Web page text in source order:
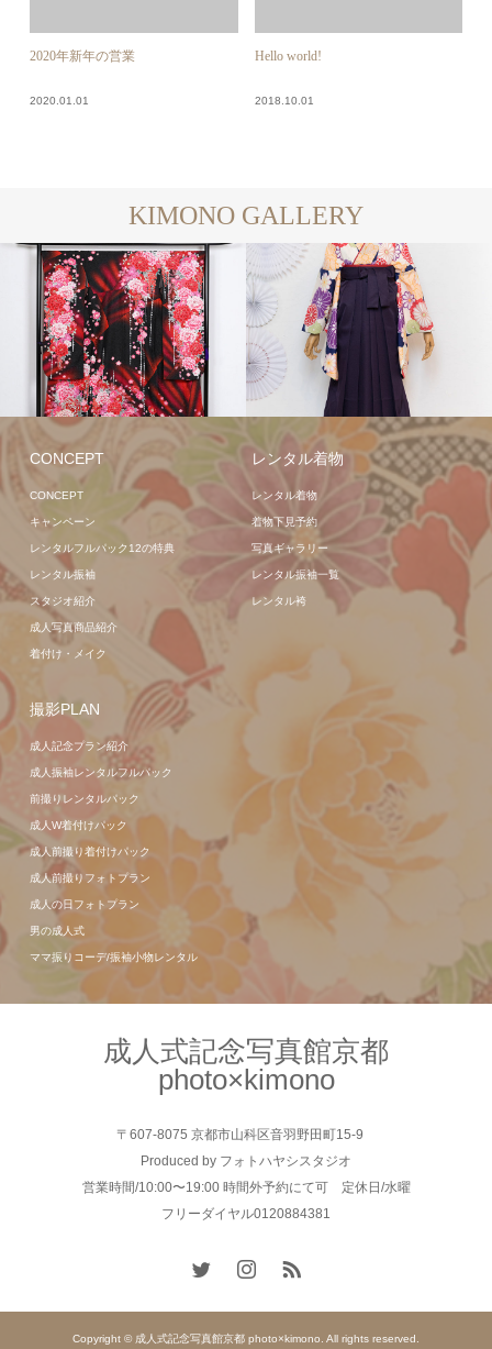
2020年新年の営業
2020.01.01
Hello world!
2018.10.01
KIMONO GALLERY
レンタル着物
レンタル二尺袖袴
レンタ
CONCEPT
CONCEPT
キャンペーン
レンタルフルパック12の特典
レンタル振袖
スタジオ紹介
成人写真商品紹介
着付け・メイク
レンタル着物
レンタル着物
着物下見予約
写真ギャラリー
レンタル振袖一覧
レンタル袴
撮影PLAN
成人記念プラン紹介
成人振袖レンタルフルパック
前撮りレンタルパック
成人W着付けパック
成人前撮り着付けパック
成人前撮りフォトプラン
成人の日フォトプラン
男の成人式
ママ振りコーデ/振袖小物レンタル
成人式記念写真館京都
photo×kimono
〒607-8075 京都市山科区音羽野田町15-9
Produced by フォトハヤシスタジオ
営業時間/10:00〜19:00 時間外予約にて可 定休日/水曜
フリーダイヤル0120884381
Copyright © 成人式記念写真館京都 photo×kimono. All rights reserved.